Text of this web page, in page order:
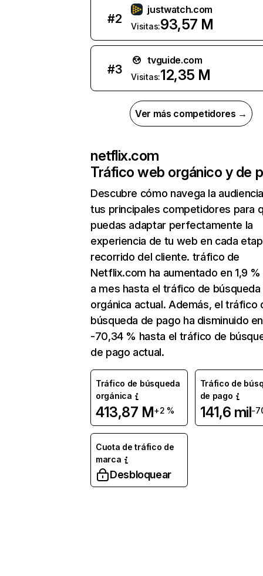
#2
justwatch.com
Visitas:93,57 M
#3
tvguide.com
Visitas:12,35 M
Ver más competidores →
netflix.com
Tráfico web orgánico y de
Descubre cómo navega la
tus principales competidores para
puedas adaptar perfectamente la
experiencia de tu web en cada
recorrido del cliente. tráfico de
Netflix.com ha aumentado en 1,9
a mes hasta el tráfico de búsqueda
orgánica actual. Además, el tráfico
búsqueda de pago ha disminuido en
-70,34 % hasta el tráfico de
de pago actual.
Tráfico de búsqueda
orgánica
413,87 M+2 %
Tráfico de
de pago
141,6 mil-
Cuota de tráfico de
marca
Desbloquear